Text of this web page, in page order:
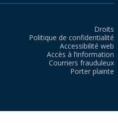
Droits
Politique de confidentialité
Accessibilité web
Accès à l’information
Courriers frauduleux
Porter plainte